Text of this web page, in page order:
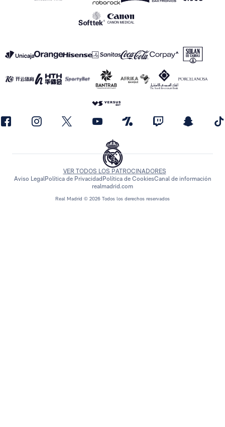
Real Madrid © 2026 Todos los derechos reservados
VER TODOS LOS PATROCINADORES
Aviso LegalPolítica de PrivacidadPolítica de CookiesCanal de información
realmadrid.com